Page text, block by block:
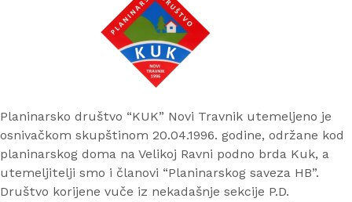
Planinarsko društvo “KUK” Novi Travnik utemeljeno je
osnivačkom skupštinom 20.04.1996. godine, održane kod
planinarskog doma na Velikoj Ravni podno brda Kuk, a
utemeljitelji smo i članovi “Planinarskog saveza HB”.
Društvo korijene vuče iz nekadašnje sekcije P.D.